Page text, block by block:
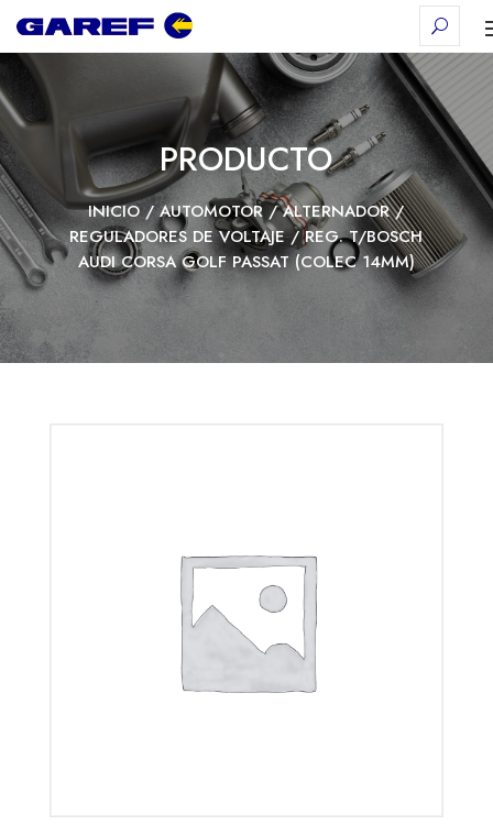
PRODUCTO
INICIO/AUTOMOTOR/ALTERNADOR/
REGULADORES DE VOLTAJE/ REG. T/BOSCH
AUDI CORSA GOLF PASSAT (COLEC 14MM)